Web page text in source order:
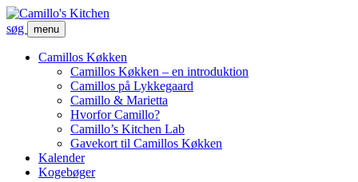
søg menu
Camillos Køkken
Camillos Køkken – en introduktion
Camillos på Lykkegaard
Camillo & Marietta
Hvorfor Camillo?
Camillo’s Kitchen Lab
Gavekort til Camillos Køkken
Kalender
Kogebøger